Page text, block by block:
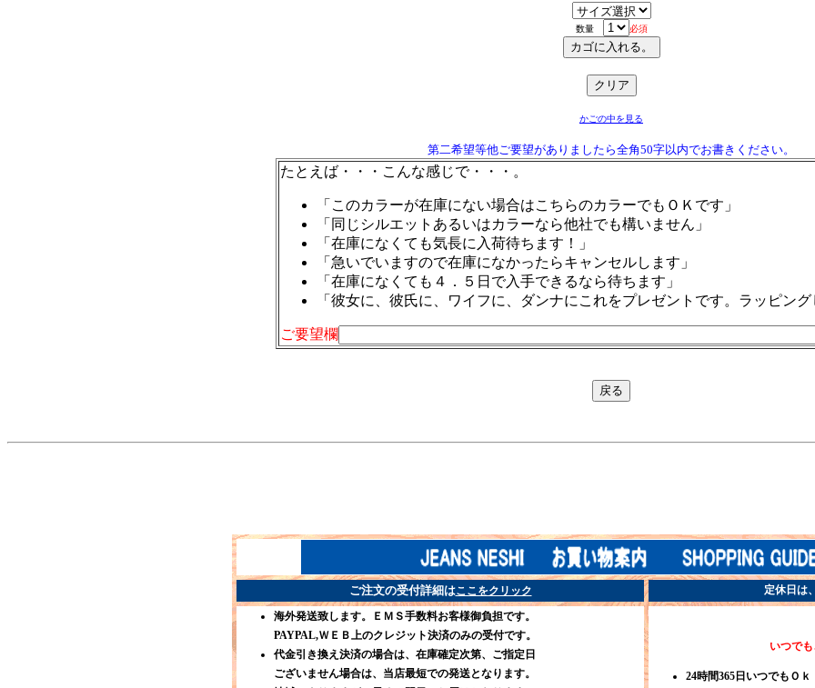
数量 必須
かごの中を見る
第二希望等他ご要望がありましたら全角50字以内でお書きください。
たとえば・・・こんな感じで・・・。
「このカラーが在庫にない場合はこちらのカラーでもＯＫです」
「同じシルエットあるいはカラーなら他社でも構いません」
「在庫になくても気長に入荷待ちます！」
「急いでいますので在庫になかったらキャンセルします」
「在庫になくても４．５日で入手できるなら待ちます」
「彼女に、彼氏に、ワイフに、ダンナにこれをプレゼントです。ラッピン
ご要望欄